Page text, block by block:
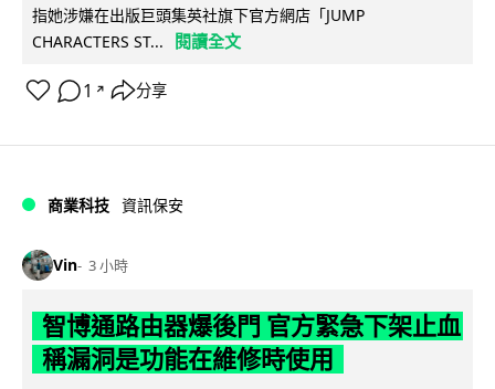
指她涉嫌在出版巨頭集英社旗下官方網店「JUMP
CHARACTERS ST...
閱讀全文
1 ↗ 分享
商業科技 資訊保安
Vin 3 小時
智博通路由器爆後門 官方緊急下架止血
稱漏洞是功能在維修時使用